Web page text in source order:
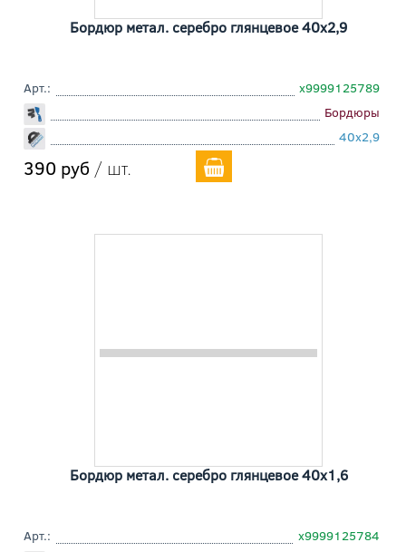
Бордюр метал. серебро глянцевое 40x2,9
Арт.:
х9999125789
Бордюры
40x2,9
390 руб / шт.
Бордюр метал. серебро глянцевое 40x1,6
Арт.:
х9999125784